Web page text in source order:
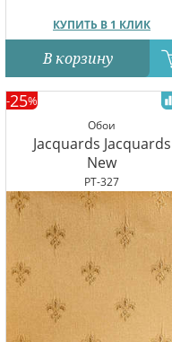
КУПИТЬ В 1 КЛИК
В корзину
Обои
Jacquards Jacquards
New
PT-327
-25%